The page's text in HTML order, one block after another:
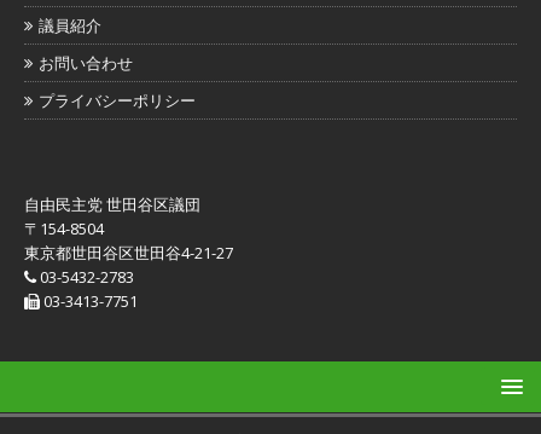
議員紹介
お問い合わせ
プライバシーポリシー
自由民主党 世田谷区議団
〒154-8504
東京都世田谷区世田谷4-21-27
03-5432-2783
03-3413-7751